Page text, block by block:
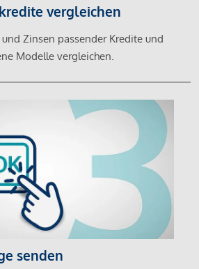
vergleichen
Zinsen passender Kredite und
Modelle vergleichen.
senden